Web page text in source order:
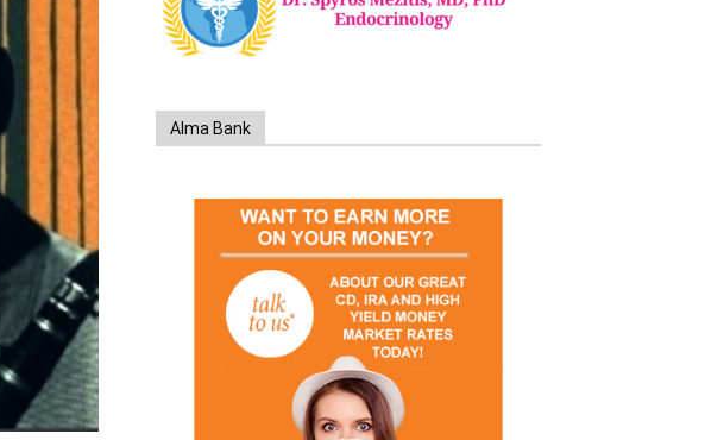
Alma Bank